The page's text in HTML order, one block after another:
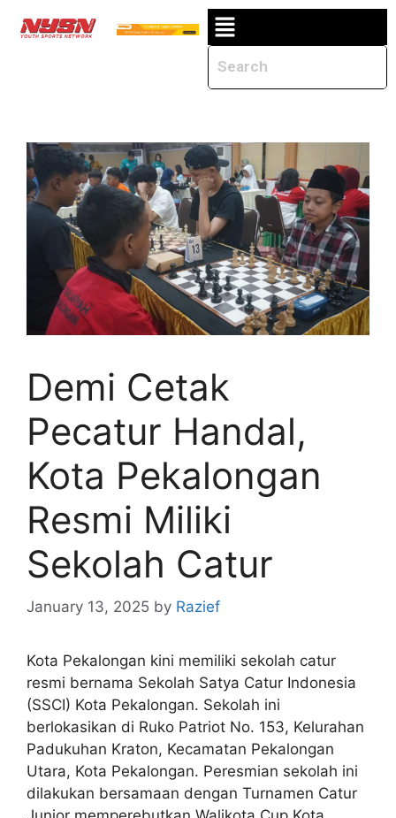
Demi Cetak
Pecatur Handal,
Kota Pekalongan
Resmi Miliki
Sekolah Catur
January 13, 2025 by Razief
Kota Pekalongan kini memiliki sekolah catur
resmi bernama Sekolah Satya Catur Indonesia
(SSCI) Kota Pekalongan. Sekolah ini
berlokasikan di Ruko Patriot No. 153, Kelurahan
Padukuhan Kraton, Kecamatan Pekalongan
Utara, Kota Pekalongan. Peresmian sekolah ini
dilakukan bersamaan dengan Turnamen Catur